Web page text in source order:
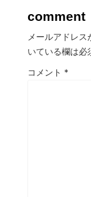
comment
メールアドレス
いている欄は必
コメント *